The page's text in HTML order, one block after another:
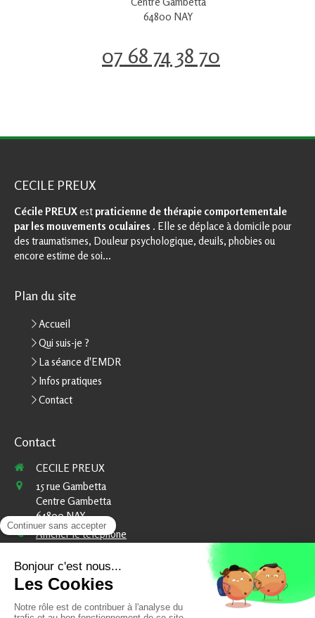
64800 NAY
07 68 74 38 70
CECILE PREUX
Cécile PREUXestpraticienne de thérapie comportementale
par les mouvements oculaires . Elle se déplace à domicile pour
des traumatismes, Douleur psychologique, deuils, phobies ou
encore estime de soi...
Plan du site
Accueil
Qui suis-je ?
La séance d'EMDR
Infos pratiques
Contact
Contact
CECILE PREUX
15 rue Gambetta
Centre Gambetta
64800NAY
Afficher le téléphone
Prendre rendez-vous